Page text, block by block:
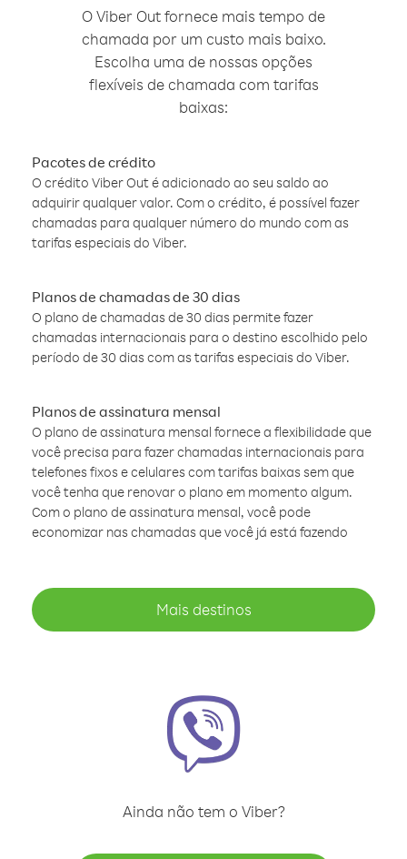
O Viber Out fornece mais tempo de
chamada por um custo mais baixo.
Escolha uma de nossas opções
flexíveis de chamada com tarifas
baixas:
Pacotes de crédito
O crédito Viber Out é adicionado ao seu saldo ao
adquirir qualquer valor. Com o crédito, é possível fazer
chamadas para qualquer número do mundo com as
tarifas especiais do Viber.
Planos de chamadas de 30 dias
O plano de chamadas de 30 dias permite fazer
chamadas internacionais para o destino escolhido pelo
período de 30 dias com as tarifas especiais do Viber.
Planos de assinatura mensal
O plano de assinatura mensal fornece a flexibilidade que
você precisa para fazer chamadas internacionais para
telefones fixos e celulares com tarifas baixas sem que
você tenha que renovar o plano em momento algum.
Com o plano de assinatura mensal, você pode
economizar nas chamadas que você já está fazendo
Mais destinos
Ainda não tem o Viber?